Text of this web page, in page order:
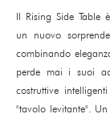
Il Rising Side Table
un nuovo
combinando
perde mai i suoi
costruttive
"tavolo levitante".